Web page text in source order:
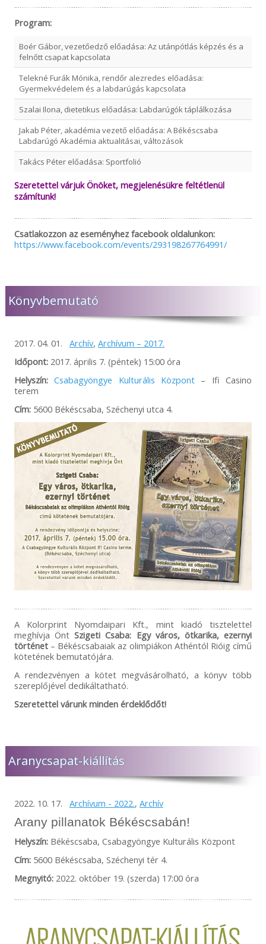
Program:
Boér Gábor, vezetőedző előadása: Az utánpótlás képzés és a
felnőtt csapat kapcsolata
Telekné Furák Mónika, rendőr alezredes előadása:
Gyermekvédelem és a labdarúgás kapcsolata
Szalai Ilona, dietetikus előadása: Labdarúgók táplálkozása
Jakab Péter, akadémia vezető előadása: A Békéscsaba
Labdarúgó Akadémia aktualitásai, változások
Takács Péter előadása: Sportfolió
Szeretettel várjuk Önöket, megjelenésükre feltétlenül
számítunk!
Csatlakozzon az eseményhez facebook oldalunkon:
https://www.facebook.com/events/293198267764991/
Könyvbemutató
2017. 04. 01. Archív, Archívum – 2017.
Időpont:2017. április 7. (péntek) 15:00 óra
Helyszín: Csabagyöngye Kulturális Központ – Ifi Casino
terem
Cím:5600 Békéscsaba, Széchenyi utca 4.
A Kolorprint Nyomdaipari Kft., mint kiadó tisztelettel
meghívja ÖntSzigeti Csaba: Egy város, ötkarika, ezernyi
történet– Békéscsabaiak az olimpiákon Athéntól Rióig című
kötetének bemutatójára.
A rendezvényen a kötet megvásárolható, a könyv több
szereplőjével dedikáltatható.
Szeretettel várunk minden érdeklődőt!
Aranycsapat-kiállítás
2022. 10. 17. Archívum - 2022., Archív
Arany pillanatok Békéscsabán!
Helyszín:Békéscsaba, Csabagyöngye Kulturális Központ
Cím:5600 Békéscsaba, Széchenyi tér 4.
Megnyitó:2022. október 19. (szerda) 17:00 óra